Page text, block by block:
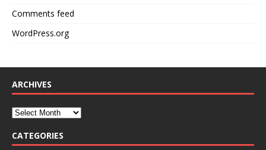
Comments feed
WordPress.org
ARCHIVES
CATEGORIES